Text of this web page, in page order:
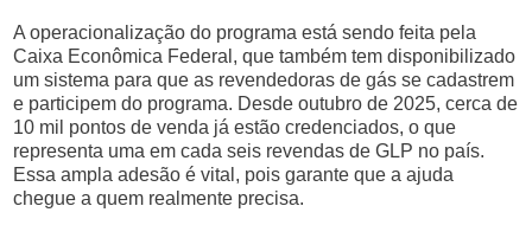
A operacionalização do programa está sendo feita pela
Caixa Econômica Federal, que também tem disponibilizado
um sistema para que as revendedoras de gás se cadastrem
e participem do programa. Desde outubro de 2025, cerca de
10 mil pontos de venda já estão credenciados, o que
representa uma em cada seis revendas de GLP no país.
Essa ampla adesão é vital, pois garante que a ajuda
chegue a quem realmente precisa.